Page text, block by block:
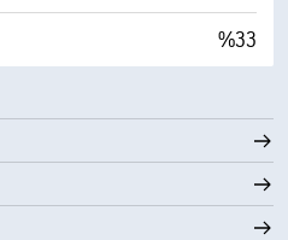
%33
0 (Koyu)
%0